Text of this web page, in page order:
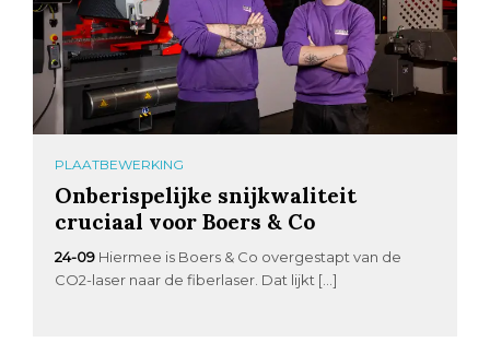
PLAATBEWERKING
Onberispelijke snijkwaliteit
cruciaal voor Boers & Co
24-09 Hiermee is Boers & Co overgestapt van de
CO2-laser naar de fiberlaser. Dat lijkt […]